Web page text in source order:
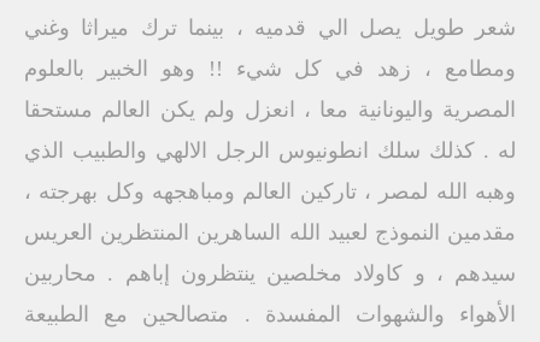
شعر طويل يصل الي قدميه ، بينما ترك ميراثا وغني
ومطامع ، زهد في كل شيء !! وهو الخبير بالعلوم
المصرية واليونانية معا ، انعزل ولم يكن العالم مستحقا
له . كذلك سلك انطونيوس الرجل الالهي والطبيب الذي
وهبه الله لمصر ، تاركين العالم ومباهجهه وكل بهرجته ،
مقدمين النموذج لعبيد الله الساهرين المنتظرين العريس
سيدهم ، و كاولاد مخلصين ينتظرون إباهم . محاربين
الأهواء والشهوات المفسدة . متصالحين مع الطبيعة